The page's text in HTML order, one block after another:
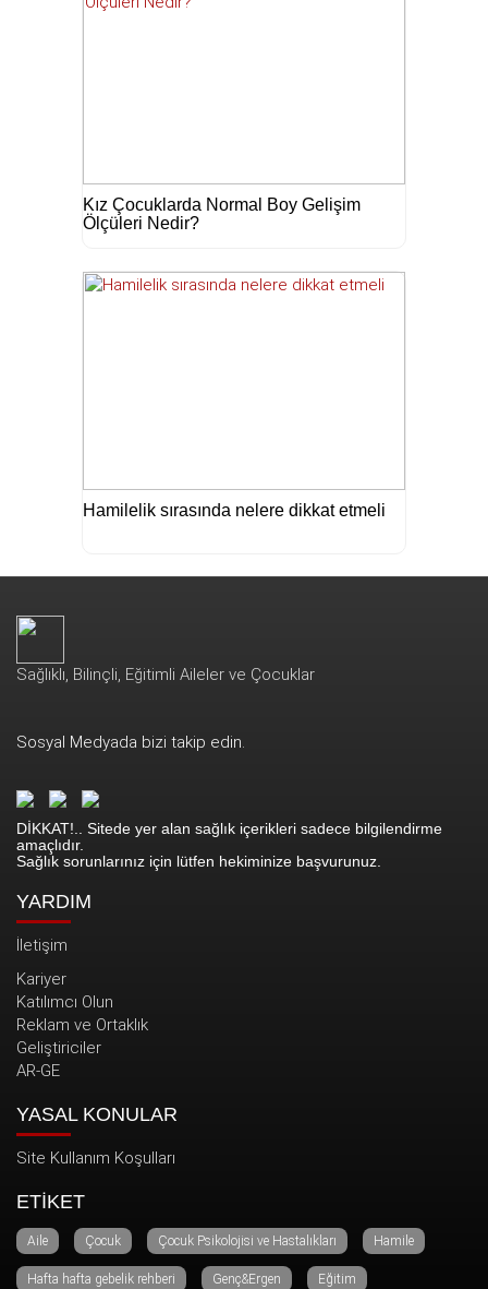
Kız Çocuklarda Normal Boy Gelişim
Ölçüleri Nedir?
Hamilelik sırasında nelere dikkat etmeli
Sağlıklı, Bilinçli, Eğitimli Aileler ve Çocuklar
Sosyal Medyada bizi takip edin.
DİKKAT!.. Sitede yer alan sağlık içerikleri sadece bilgilendirme
amaçlıdır.
Sağlık sorunlarınız için lütfen hekiminize başvurunuz.
YARDIM
İletişim
Kariyer
Katılımcı Olun
Reklam ve Ortaklık
Geliştiriciler
AR-GE
YASAL KONULAR
Site Kullanım Koşulları
ETİKET
Aile Çocuk Çocuk Psikolojisi ve Hastalıkları Hamile
Hafta hafta gebelik rehberi Genç&Ergen Eğitim